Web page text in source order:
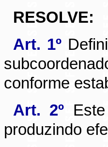
RESOLVE:
Art. 1º
conforme
Art. 2º
produzindo